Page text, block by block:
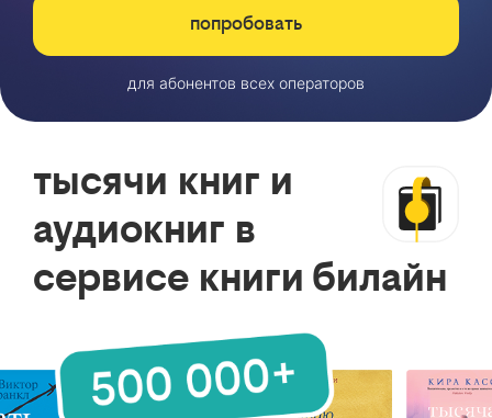
попробовать
для абонентов всех операторов
тысячи книг и
аудиокниг в
сервисе книги билайн